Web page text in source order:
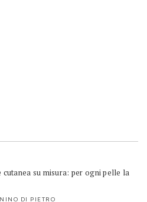
cutanea su misura: per ogni pelle la
DI PIETRO